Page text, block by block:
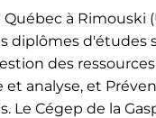
à Rimouski
diplômes d'études
des
et analyse, et
Le Cégep de la